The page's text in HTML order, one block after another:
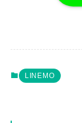
LINEMO